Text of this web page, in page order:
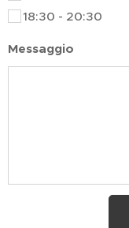
18:30 - 20:30
Messaggio